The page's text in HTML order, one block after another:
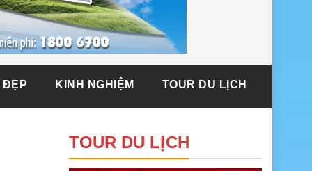
ĐẸP KINH NGHIỆM TOUR DU LỊCH
TOUR DU LỊCH